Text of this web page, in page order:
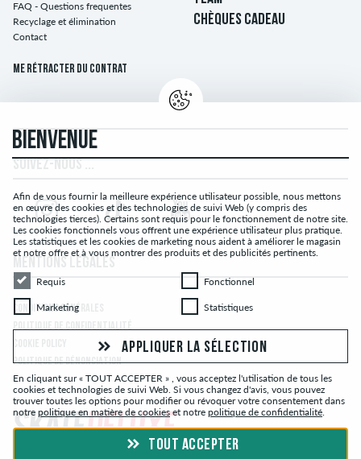
FAQ - Questions frequentes
Recyclage et élimination
Contact
Me rétracter du contrat
CHÈQUES CADEAU
CONDITIONS GÉNÉRALES
POLITIQUE DE DÉNONCIATION
BIENVENUE
Afin de vous fournir la meilleure expérience utilisateur possible, nous mettons
en œuvre des cookies et des technologies de suivi Web (y compris des
technologies tierces). Certains sont requis pour le fonctionnement de notre site.
Les cookies fonctionnels vous offrent une expérience utilisateur plus pratique.
Les statistiques et les cookies de marketing nous aident à améliorer le magasin
et notre offre et à vous montrer des produits et des publicités pertinents.
RequisRequis Fonctionnel
Fonctionnel
MarketingMarketing Statistiques
Statistiques
APPLIQUER LA SÉLECTION
En cliquant sur « TOUT ACCEPTER » , vous acceptez l'utilisation de tous les
cookies et technologies de suivi Web. Si vous changez d'avis, vous pouvez
trouver toutes les options pour modifier ou révoquer votre consentement dans
notre politique en matière de cookieset notre politique de confidentialité.
TOUT ACCEPTER